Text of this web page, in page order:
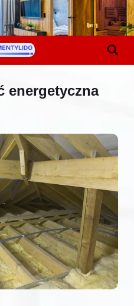
energetyczna